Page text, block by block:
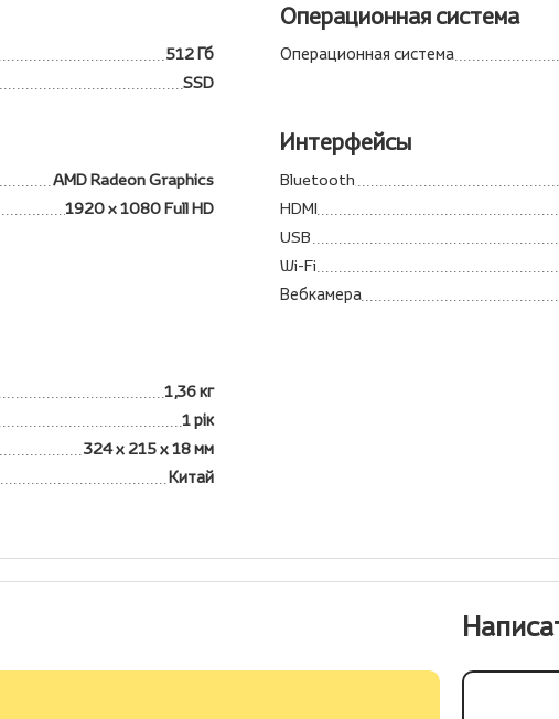
512 Гб
SSD
Операционная система
Операционная система
AMD Radeon Graphics
1920 x 1080 Full HD
Интерфейсы
Bluetooth
HDMI
USB
Wi-Fi
Вебкамера
1,36 кг
1 рік
324 х 215 х 18 мм
Китай